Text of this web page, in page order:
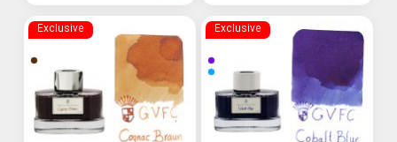
Exclusive
Exclusive